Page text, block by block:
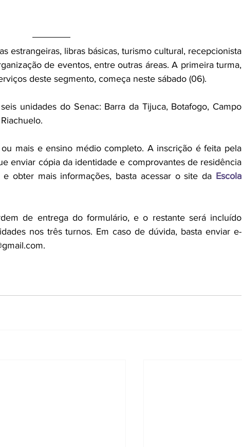
estrangeiras, libras básicas, turismo cultural, recepcionista
de eventos, entre outras áreas. A primeira turma,
deste segmento, começa neste sábado (06).
unidades do Senac: Barra da Tijuca, Botafogo, Campo
mais e ensino médio completo. A inscrição é feita pela
enviar cópia da identidade e comprovantes de residência
obter mais informações, basta acessar o site da Escola
de entrega do formulário, e o restante será incluído
nos três turnos. Em caso de dúvida, basta enviar e-